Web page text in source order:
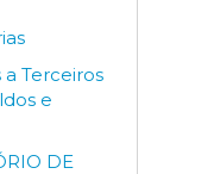
a Terceiros
e
DE